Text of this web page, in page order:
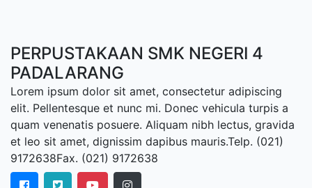
PERPUSTAKAAN SMK NEGERI 4
PADALARANG
Lorem ipsum dolor sit amet, consectetur adipiscing
elit. Pellentesque et nunc mi. Donec vehicula turpis a
quam venenatis posuere. Aliquam nibh lectus, gravida
et leo sit amet, dignissim dapibus mauris.Telp. (021)
9172638Fax. (021) 9172638